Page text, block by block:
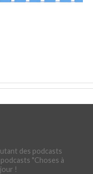
des podcasts
"Choses à
!